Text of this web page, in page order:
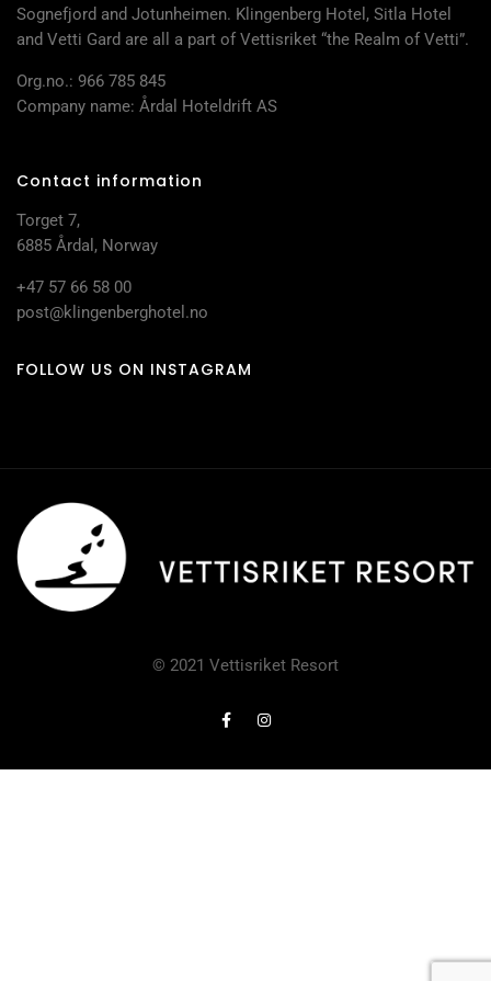
Sognefjord and Jotunheimen. Klingenberg Hotel, Sitla Hotel
and Vetti Gard are all a part of Vettisriket “the Realm of Vetti”.
Org.no.: 966 785 845
Company name: Årdal Hoteldrift AS
Contact information
Torget 7,
6885 Årdal, Norway
+47 57 66 58 00
post@klingenberghotel.no
FOLLOW US ON INSTAGRAM
© 2021 Vettisriket Resort